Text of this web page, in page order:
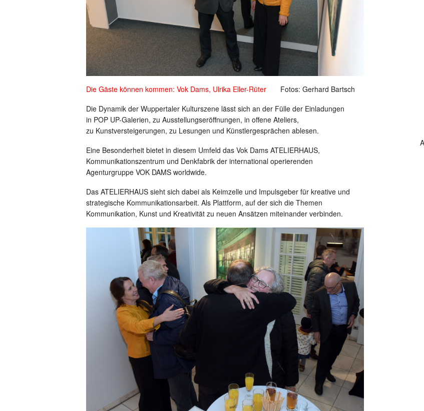
Die Gäste können kommen: Vok Dams, Ulrika Eller-Rüter
Fotos: Gerhard Bartsch
Die Dynamik der Wuppertaler Kulturszene lässt sich an der Fülle der Einladungen
in POP UP-Galerien, zu Ausstellungseröffnungen, in offene Ateliers,
zu Kunstversteigerungen, zu Lesungen und Künstlergesprächen ablesen.
Eine Besonderheit bietet in diesem Umfeld das Vok Dams ATELIERHAUS,
Kommunikationszentrum und Denkfabrik der international operierenden
Agenturgruppe VOK DAMS worldwide.
Das ATELIERHAUS sieht sich dabei als Keimzelle und Impulsgeber für kreative und
strategische Kommunikationsarbeit. Als Plattform, auf der sich die Themen
Kommunikation, Kunst und Kreativität zu neuen Ansätzen miteinander verbinden.